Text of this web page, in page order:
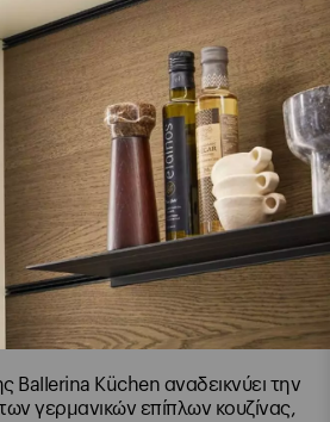
Ballerina Küchen αναδεικνύει την
γερμανικών επίπλων κουζίνας,